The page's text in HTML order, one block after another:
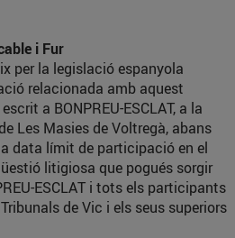
i Fur
per la legislació espanyola
relacionada amb aquest
a BONPREU-ESCLAT, a la
Les Masies de Voltregà, abans
data límit de participació en el
litigiosa que pogués sorgir
ESCLAT i tots els participants
de Vic i els seus superiors